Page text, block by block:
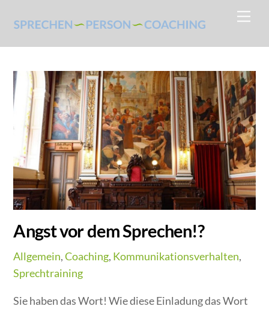
Angst vor dem Sprechen!?
Allgemein,Coaching, Kommunikationsverhalten,
Sprechtraining
Sie haben das Wort! Wie diese Einladung das Wort